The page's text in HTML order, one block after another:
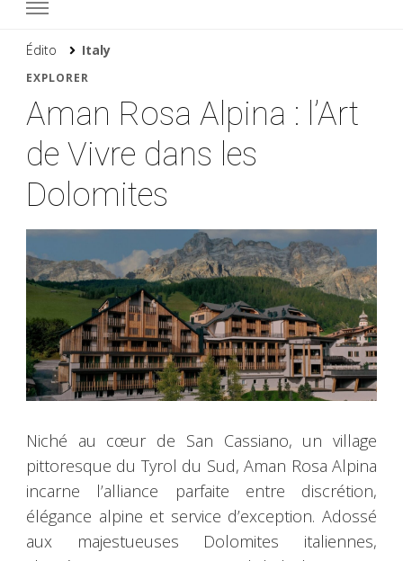
Édito Italy
EXPLORER
Aman Rosa Alpina : l’Art
de Vivre dans les
Dolomites
Niché au cœur de San Cassiano, un village
pittoresque du Tyrol du Sud, Aman Rosa Alpina
incarne l’alliance parfaite entre discrétion,
élégance alpine et service d’exception. Adossé
aux majestueuses Dolomites italiennes,